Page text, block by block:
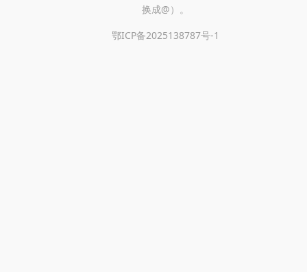
换成@）。
鄂ICP备2025138787号-1